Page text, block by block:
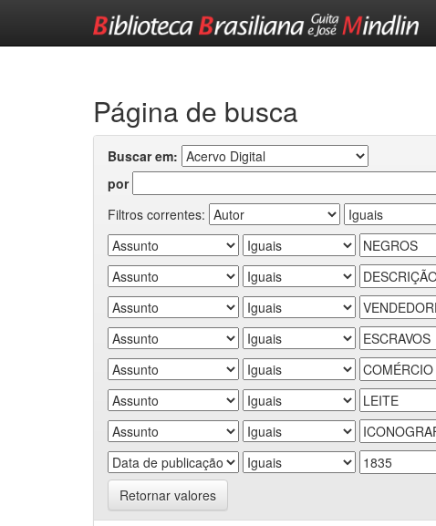
Página de busca
Buscar em:
por
Filtros correntes:
Retornar valores